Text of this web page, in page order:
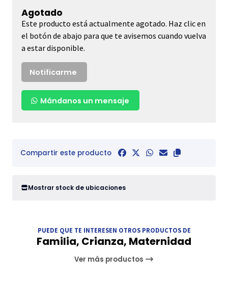
Agotado
Este producto está actualmente agotado. Haz clic en
el botón de abajo para que te avisemos cuando vuelva
a estar disponible.
Notificarme
Mándanos un mensaje
Compartir este producto
Mostrar stock de ubicaciones
PUEDE QUE TE INTERESEN OTROS PRODUCTOS DE
Familia, Crianza, Maternidad
Ver más productos